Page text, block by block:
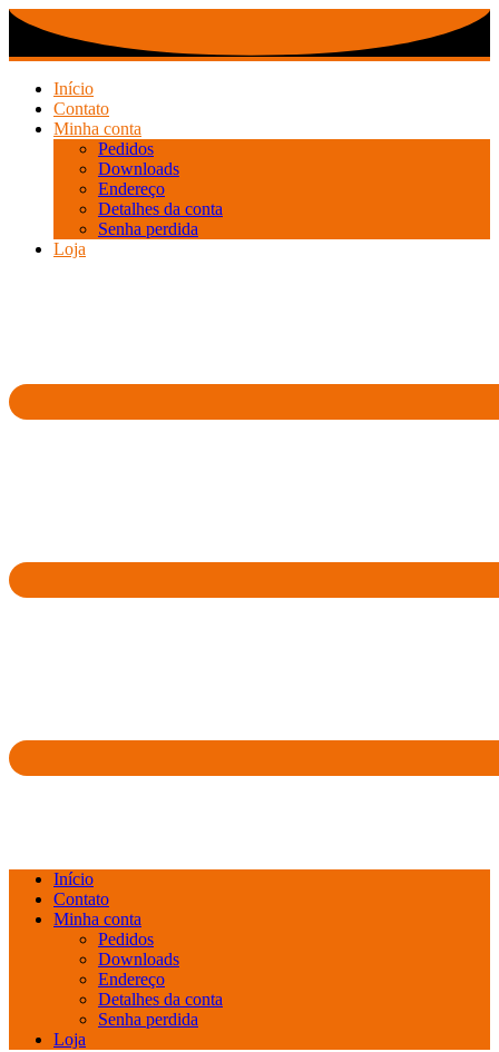
Ir
o
conteúdo
Início
Contato
Minha conta
Pedidos
Downloads
Endereço
Detalhes da conta
Senha perdida
Loja
Início
Contato
Minha conta
Pedidos
Downloads
Endereço
Detalhes da conta
Senha perdida
Loja